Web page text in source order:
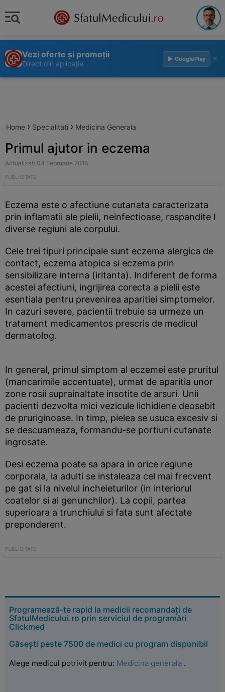
Vezi oferte și promoții
Direct din aplicație
▶ GooglePlay ×
Home › Specialitati › Medicina Generala
Primul ajutor in eczema
Actualizat: 04 Februarie 2015
Eczema este o afectiune cutanata caracterizata
prin inflamatii ale pielii, neinfectioase, raspandite I
diverse regiuni ale corpului.
Cele trei tipuri principale sunt eczema alergica de
contact, eczema atopica si eczema prin
sensibilizare interna (iritanta). Indiferent de forma
acestei afectiuni, ingrijirea corecta a pielii este
esentiala pentru prevenirea aparitiei simptomelor.
In cazuri severe, pacientii trebuie sa urmeze un
tratament medicamentos prescris de medicul
dermatolog.
In general, primul simptom al eczemei este pruritul
(mancarimile accentuate), urmat de aparitia unor
zone rosii suprainaltate insotite de arsuri. Unii
pacienti dezvolta mici vezicule lichidiene deosebit
de pruriginoase. In timp, pielea se usuca excesiv si
se descuameaza, formandu-se portiuni cutanate
ingrosate.
Desi eczema poate sa apara in orice regiune
corporala, la adulti se instaleaza cel mai frecvent
pe gat si la nivelul incheieturilor (in interiorul
coatelor si al genunchilor). La copii, partea
superioara a trunchiului si fata sunt afectate
preponderent.
Programează-te rapid la medicii recomandați de
SfatulMedicului.ro prin serviciul de programări
Clickmed
Găsești peste 7500 de medici cu program disponibil
Alege medicul potrivit pentru: Medicina generala .